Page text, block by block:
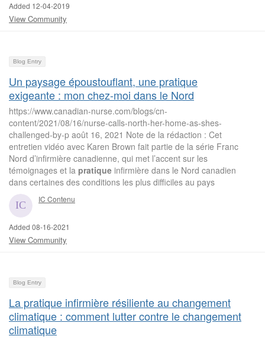
Added 12-04-2019
View Community
Blog Entry
Un paysage époustouflant, une pratique
exigeante : mon chez-moi dans le Nord
https://www.canadian-nurse.com/blogs/cn-
content/2021/08/16/nurse-calls-north-her-home-as-shes-
challenged-by-p août 16, 2021 Note de la rédaction : Cet
entretien vidéo avec Karen Brown fait partie de la série Franc
Nord d’infirmière canadienne, qui met l’accent sur les
témoignages et la pratique infirmière dans le Nord canadien
dans certaines des conditions les plus difficiles au pays
IC Contenu
Added 08-16-2021
View Community
Blog Entry
La pratique infirmière résiliente au changement
climatique : comment lutter contre le changement
climatique